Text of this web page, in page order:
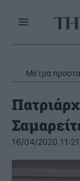
Μέτρα
16/04/2020 11:21